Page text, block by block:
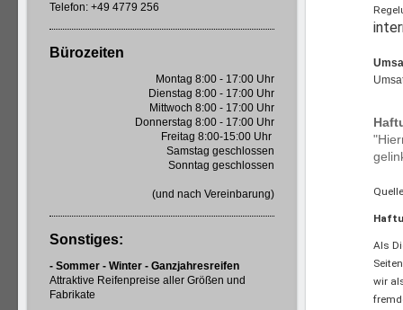
Telefon: +49 4779 256
Bürozeiten
Montag 8:00 - 17:00 Uhr
Dienstag 8:00 - 17:00 Uhr
Mittwoch 8:00 - 17:00 Uhr
Donnerstag 8:00 - 17:00 Uhr
Freitag 8:00-15:00 Uhr
Samstag geschlossen
Sonntag geschlossen
(und nach Vereinbarung)
Sonstiges:
- Sommer - Winter - Ganzjahresreifen
Attraktive Reifenpreise aller Größen und
Fabrikate
Als
wir